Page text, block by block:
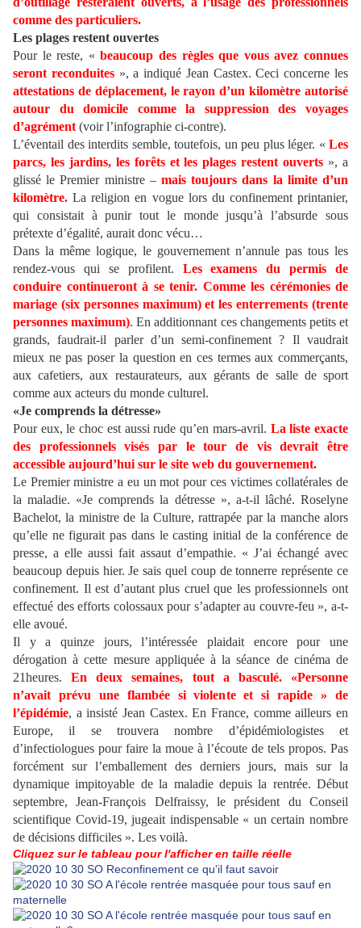
comme des particuliers.
Les plages restent ouvertes
Pour le reste, «beaucoup des règles que vous avez connues
seront reconduites», a indiqué Jean Castex. Ceci concerne les
attestations de déplacement, le rayon d’un kilomètre autorisé
autour du domicile comme la suppression des voyages
d’agrément (voir l’infographie ci-contre).
L’éventail des interdits semble, toutefois, un peu plus léger. « Les
parcs, les jardins, les forêts et les plages restent ouverts », a
glissé le Premier ministre –mais toujours dans la limite d’un
kilomètre. La religion en vogue lors du confinement printanier,
qui consistait à punir tout le monde jusqu’à l’absurde sous
prétexte d’égalité, aurait donc vécu…
Dans la même logique, le gouvernement n’annule pas tous les
rendez-vous qui se profilent. Les examens du permis de
conduire continueront à se tenir. Comme les cérémonies de
mariage (six personnes maximum) et les enterrements (trente
personnes maximum). En additionnant ces changements petits et
grands, faudrait-il parler d’un semi-confinement ? Il vaudrait
mieux ne pas poser la question en ces termes aux commerçants,
aux cafetiers, aux restaurateurs, aux gérants de salle de sport
comme aux acteurs du monde culturel.
«Je comprends la détresse»
Pour eux, le choc est aussi rude qu’en mars-avril. La liste exacte
des professionnels visés par le tour de vis devrait être
accessible aujourd’hui sur le site web du gouvernement.
Le Premier ministre a eu un mot pour ces victimes collatérales de
la maladie. «Je comprends la détresse », a-t-il lâché. Roselyne
Bachelot, la ministre de la Culture, rattrapée par la manche alors
qu’elle ne figurait pas dans le casting initial de la conférence de
presse, a elle aussi fait assaut d’empathie. « J’ai échangé avec
beaucoup depuis hier. Je sais quel coup de tonnerre représente ce
confinement. Il est d’autant plus cruel que les professionnels ont
effectué des efforts colossaux pour s’adapter au couvre-feu », a-t-
elle avoué.
Il y a quinze jours, l’intéressée plaidait encore pour une
dérogation à cette mesure appliquée à la séance de cinéma de
21heures.En deux semaines, tout a basculé. «Personne
n’avait prévu une flambée si violente et si rapide » de
l’épidémie, a insisté Jean Castex. En France, comme ailleurs en
Europe, il se trouvera nombre d’épidémiologistes et
d’infectiologues pour faire la moue à l’écoute de tels propos. Pas
forcément sur l’emballement des derniers jours, mais sur la
dynamique impitoyable de la maladie depuis la rentrée. Début
septembre, Jean-François Delfraissy, le président du Conseil
scientifique Covid-19, jugeait indispensable « un certain nombre
de décisions difficiles ». Les voilà.
Cliquez sur le tableau pour l'afficher en taille réelle